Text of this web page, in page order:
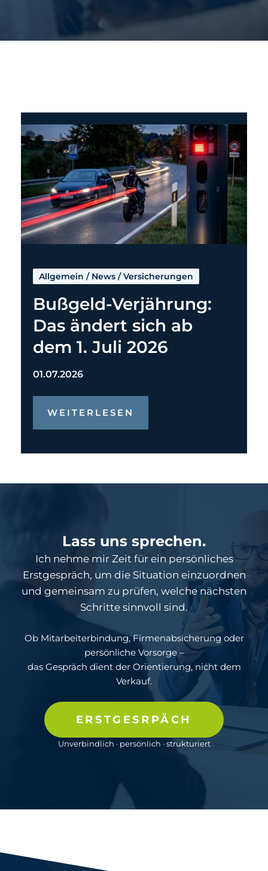
Allgemein / News /Versicherungen
Bußgeld-Verjährung:
Das ändert sich ab
dem 1. Juli 2026
01.07.2026
WEITERLESEN
Lass uns sprechen.
Ich nehme mir Zeit für ein persönliches
Erstgespräch, um die Situation einzuordnen
und gemeinsam zu prüfen, welche nächsten
Schritte sinnvoll sind.
Ob Mitarbeiterbindung, Firmenabsicherung oder
persönliche Vorsorge –
das Gespräch dient der Orientierung, nicht dem
Verkauf.
ERSTGESRPÄCH
Unverbindlich · persönlich · strukturiert